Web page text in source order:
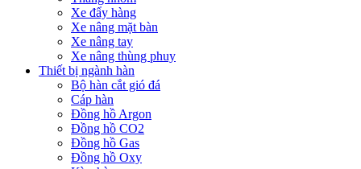
Xe đẩy hàng
Xe nâng mặt bàn
Xe nâng tay
Xe nâng thùng phuy
Thiết bị ngành hàn
Bộ hàn cắt gió đá
Cáp hàn
Đồng hồ Argon
Đồng hồ CO2
Đồng hồ Gas
Đồng hồ Oxy